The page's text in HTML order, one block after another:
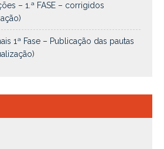
– 1.ª FASE – corrigidos
1ª Fase – Publicação das pautas